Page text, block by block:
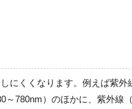
くくなります。例えば紫
780nm）のほかに、紫外線